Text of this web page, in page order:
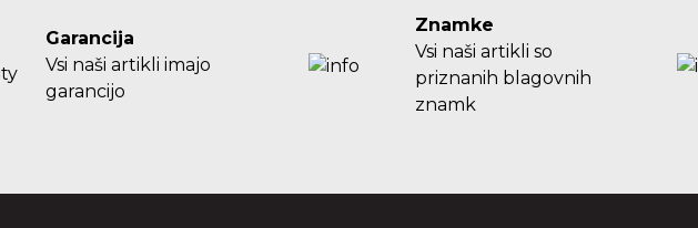
Garancija
Vsi naši artikli imajo
garancijo
Znamke
Vsi naši artikli so
priznanih blagovnih
znamk